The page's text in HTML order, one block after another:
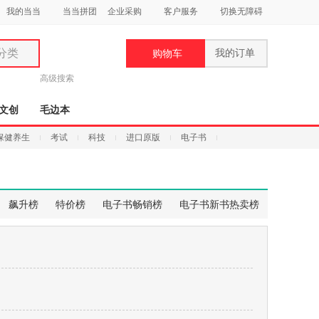
我的当当 当当拼团 企业采购 客户服务 切换无障碍
类
高级搜索
购物车 我的订单
创 毛边本
健养生 考试 科技 进口原版 电子书
飙升榜 特价榜 电子书畅销榜 电子书新书热卖榜